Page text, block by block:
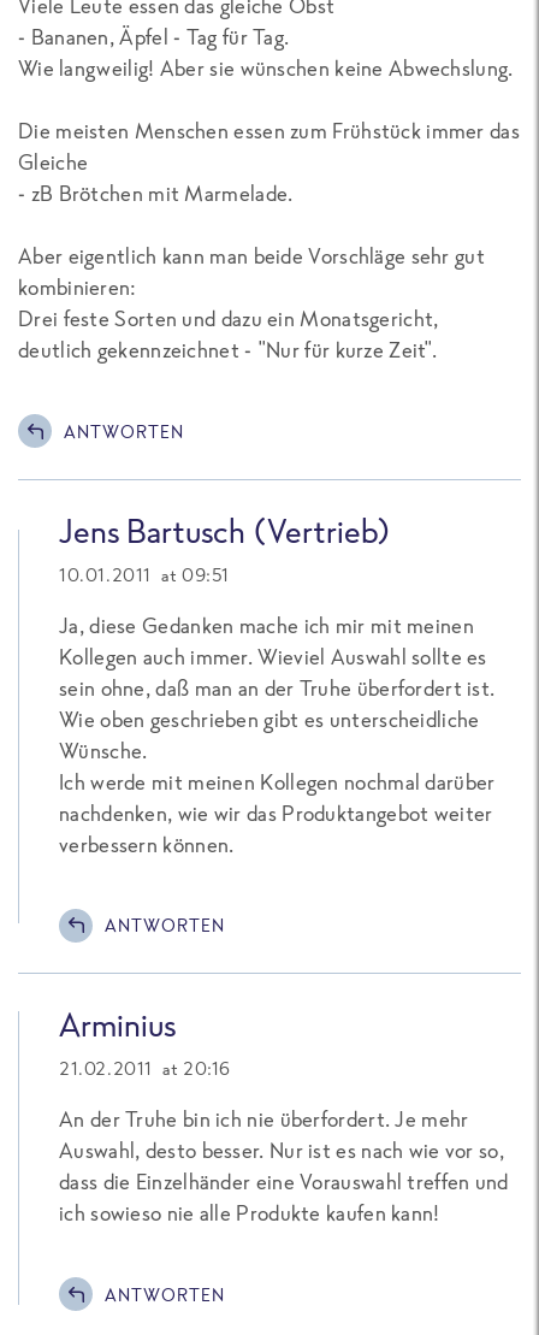
- Bananen, Äpfel - Tag für Tag.
Wie langweilig! Aber sie wünschen keine Abwechslung.
Die meisten Menschen essen zum Frühstück immer das
Gleiche
- zB Brötchen mit Marmelade.
Aber eigentlich kann man beide Vorschläge sehr gut
kombinieren:
Drei feste Sorten und dazu ein Monatsgericht,
deutlich gekennzeichnet - "Nur für kurze Zeit".
ANTWORTEN
Jens Bartusch (Vertrieb)
10.01.2011 at 09:51
Ja, diese Gedanken mache ich mir mit meinen
Kollegen auch immer. Wieviel Auswahl sollte es
sein ohne, daß man an der Truhe überfordert ist.
Wie oben geschrieben gibt es unterscheidliche
Wünsche.
Ich werde mit meinen Kollegen nochmal darüber
nachdenken, wie wir das Produktangebot weiter
verbessern können.
ANTWORTEN
Arminius
21.02.2011 at 20:16
An der Truhe bin ich nie überfordert. Je mehr
Auswahl, desto besser. Nur ist es nach wie vor so,
dass die Einzelhänder eine Vorauswahl treffen und
ich sowieso nie alle Produkte kaufen kann!
ANTWORTEN